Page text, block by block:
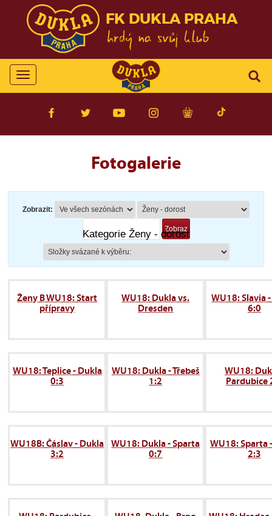
FK DUKLA PRAHA
Toggle
navigation
Fotogalerie
Zobrazit:
Kategorie Ženy - dorost
Ženy B WU18: Start
přípravy
WU18: Dukla vs.
Dresden
WU18: Slavia
6:0
WU18: Teplice - Dukla
0:3
WU18: Dukla - Třebeš
1:2
WU18:
Pardubice
WU18B: Čáslav - Dukla
3:2
WU18: Dukla - Sparta
0:7
WU18: Sparta
2:3